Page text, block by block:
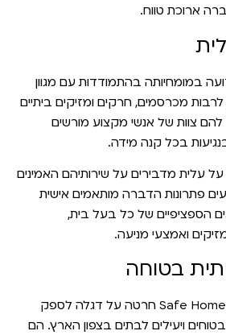
ארוכת טווח.
במומחיותה בהתמודדות עם מגוון
מכרסמים, חרקים ומזיקים ביתיים
להם צוות של אנשי מקצוע מורשים
בכל קנה מידה.
עלית מדבירים על שירותיהם האמינים
פתרונות הדברה מותאמים אישית
הספציפיים של כל בעל בית,
ואמצעי מניעה.
בטוחה
חברת ההדברה Safe Home חרטה על דגלה לספק
ויעילים לבתים בצפון הארץ. הם